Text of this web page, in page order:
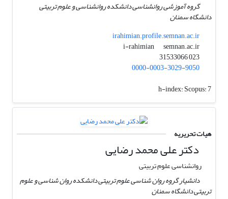
گروه آموزشی روانشناسی دانشکده روانشناسی و علوم تربیتی
دانشگاه سمنان
irahimian.profile.semnan.ac.ir
i-rahimian
semnan.ac.ir
023 31533066
0000-0003-3029-9050
h-index:Scopus: 7
هیات تحریریه
دکتر علی محمد رضایی
روانشناسی علوم تربیتی
دانشیار گروه روان شناسی علوم تربیتی دانشکده روان شناسی و علوم
تربیتی دانشگاه سمنان